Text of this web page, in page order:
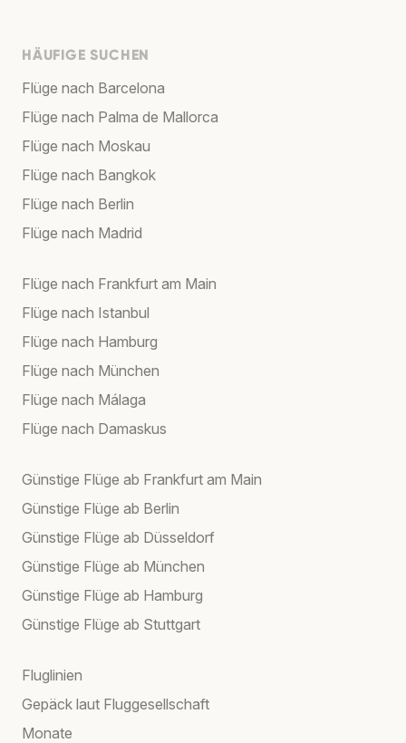
HÄUFIGE SUCHEN
Flüge nach Barcelona
Flüge nach Palma de Mallorca
Flüge nach Moskau
Flüge nach Bangkok
Flüge nach Berlin
Flüge nach Madrid
Flüge nach Frankfurt am Main
Flüge nach Istanbul
Flüge nach Hamburg
Flüge nach München
Flüge nach Málaga
Flüge nach Damaskus
Günstige Flüge ab Frankfurt am Main
Günstige Flüge ab Berlin
Günstige Flüge ab Düsseldorf
Günstige Flüge ab München
Günstige Flüge ab Hamburg
Günstige Flüge ab Stuttgart
Fluglinien
Gepäck laut Fluggesellschaft
Monate